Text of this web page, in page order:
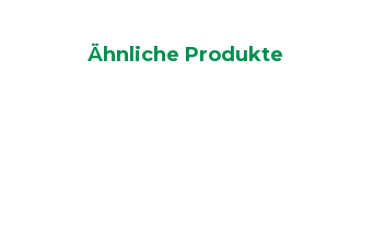
Ähnliche Produkte